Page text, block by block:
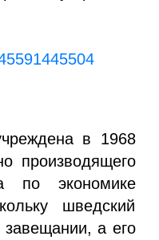
в 1968
производящего
по экономике
шведский
завещании, а его